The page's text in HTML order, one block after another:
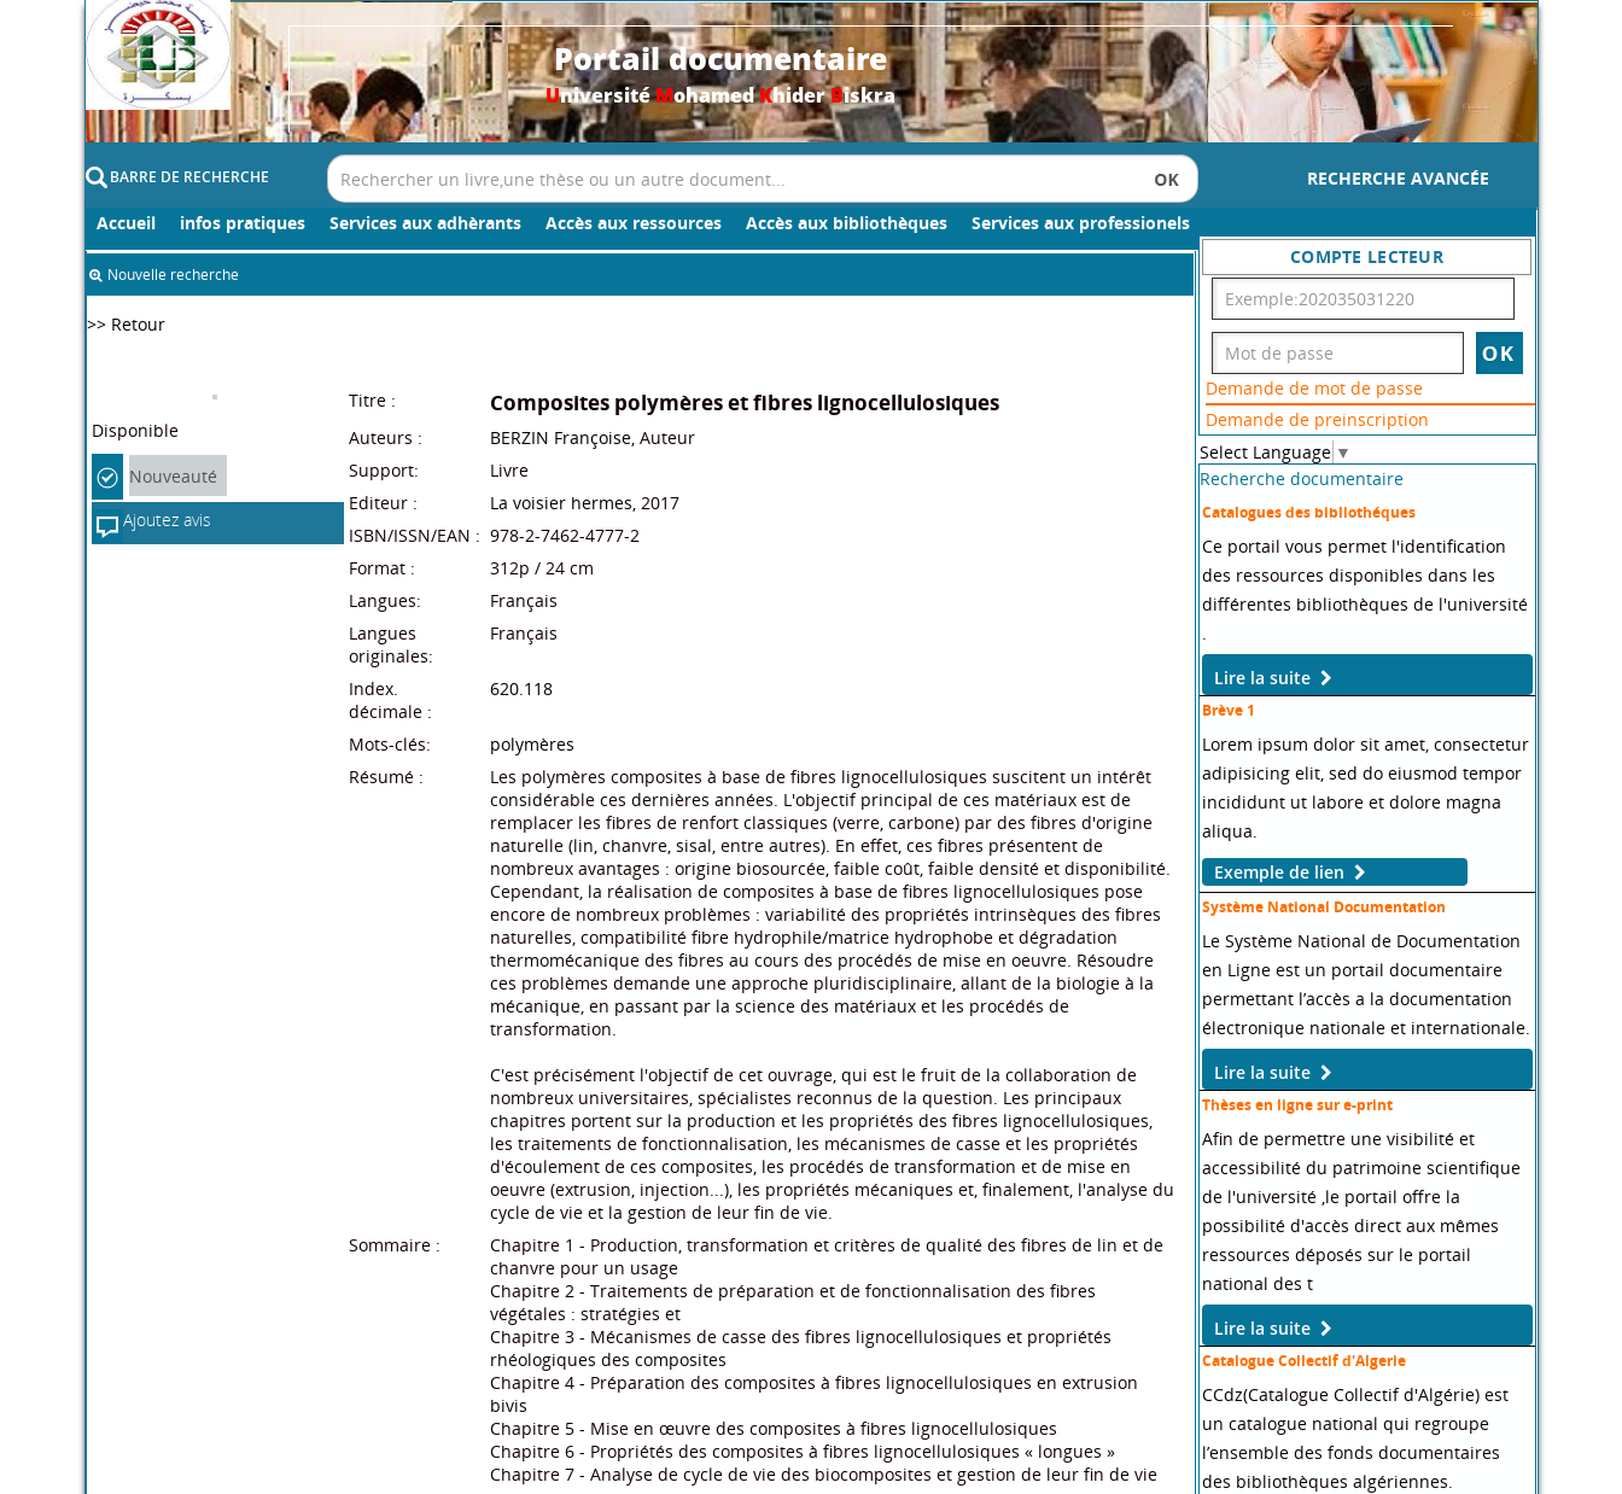
Portail documentaire
UniversitéMohamedKhiderBiskra
Accueil infos pratiques Services aux adhèrants Accès aux ressources Accès aux bibliothèques Services aux professionels
BARRE DE RECHERCHE RECHERCHE AVANCÉE
Nouvelle recherche
>> Retour
Titre : Composites polymères et fibres lignocellulosiques
Auteurs : BERZIN Françoise, Auteur
Support:
Livre
Editeur :
La voisier hermes, 2017
ISBN/ISSN/EAN : 978-2-7462-4777-2
Format :
312p / 24 cm
Langues:
Français
Langues
originales:
Français
Index.
décimale :
620.118
Mots-clés:
polymères
Résumé :
Les polymères composites à base de fibres lignocellulosiques suscitent un intérêt
considérable ces dernières années. L'objectif principal de ces matériaux est de
remplacer les fibres de renfort classiques (verre, carbone) par des fibres d'origine
naturelle (lin, chanvre, sisal, entre autres). En effet, ces fibres présentent de
nombreux avantages : origine biosourcée, faible coût, faible densité et disponibilité.
Cependant, la réalisation de composites à base de fibres lignocellulosiques pose
encore de nombreux problèmes : variabilité des propriétés intrinsèques des fibres
naturelles, compatibilité fibre hydrophile/matrice hydrophobe et dégradation
thermomécanique des fibres au cours des procédés de mise en oeuvre. Résoudre
ces problèmes demande une approche pluridisciplinaire, allant de la biologie à la
mécanique, en passant par la science des matériaux et les procédés de
transformation.
C'est précisément l'objectif de cet ouvrage, qui est le fruit de la collaboration de
nombreux universitaires, spécialistes reconnus de la question. Les principaux
chapitres portent sur la production et les propriétés des fibres lignocellulosiques,
les traitements de fonctionnalisation, les mécanismes de casse et les propriétés
d'écoulement de ces composites, les procédés de transformation et de mise en
oeuvre (extrusion, injection...), les propriétés mécaniques et, finalement, l'analyse du
cycle de vie et la gestion de leur fin de vie.
Sommaire :
Chapitre 1 - Production, transformation et critères de qualité des fibres de lin et de
chanvre pour un usage
Chapitre 2 - Traitements de préparation et de fonctionnalisation des fibres
végétales : stratégies et
Chapitre 3 - Mécanismes de casse des fibres lignocellulosiques et propriétés
rhéologiques des composites
Chapitre 4 - Préparation des composites à fibres lignocellulosiques en extrusion
bivis
Chapitre 5 - Mise en œuvre des composites à fibres lignocellulosiques
Chapitre 6 - Propriétés des composites à fibres lignocellulosiques « longues »
Chapitre 7 - Analyse de cycle de vie des biocomposites et gestion de leur fin de vie
COMPTE LECTEUR
Demande de mot de passe
Demande de preinscription
Select Language ▼
Recherche documentaire
Catalogues des bibliothéques
Ce portail vous permet l'identification
des ressources disponibles dans les
différentes bibliothèques de l'université
.
Lire la suite
Brève 1
Lorem ipsum dolor sit amet, consectetur
adipisicing elit, sed do eiusmod tempor
incididunt ut labore et dolore magna
aliqua.
Exemple de lien
Système National Documentation
Le Système National de Documentation
en Ligne est un portail documentaire
permettant l’accès a la documentation
électronique nationale et internationale.
Lire la suite
Thèses en ligne sur e-print
Afin de permettre une visibilité et
accessibilité du patrimoine scientifique
de l'université ,le portail offre la
possibilité d'accès direct aux mêmes
ressources déposés sur le portail
national des t
Lire la suite
Catalogue Collectif d'Algerie
CCdz(Catalogue Collectif d'Algérie) est
un catalogue national qui regroupe
l’ensemble des fonds documentaires
des bibliothèques algériennes.